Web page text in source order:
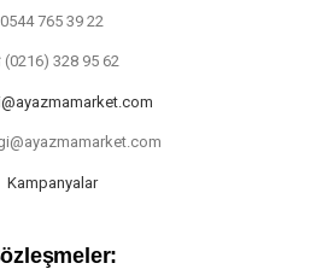
0544 765 39 22
(0216) 328 95 62
Kampanyalar